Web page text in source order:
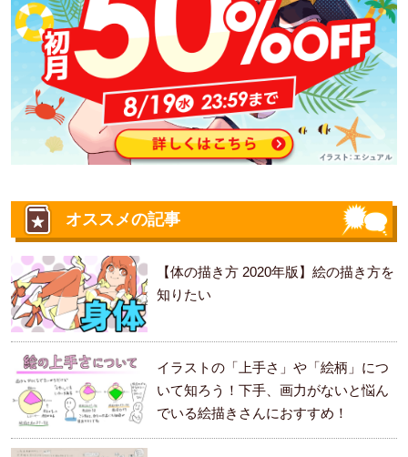
オススメの記事
【体の描き方 2020年版】絵の描き方を
知りたい
イラストの「上手さ」や「絵柄」につ
いて知ろう！下手、画力がないと悩ん
でいる絵描きさんにおすすめ！